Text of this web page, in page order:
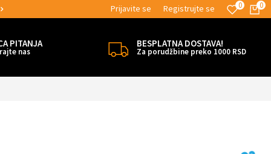
MOGUĆNOST BESPLATNE ISPORUKE! 0
0
Prijavite se Registrujte se
PITANJA
nas
BESPLATNA DOSTAVA!
Za porudžbine preko 1000 RSD